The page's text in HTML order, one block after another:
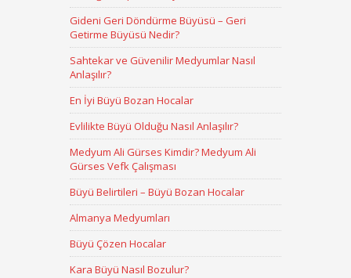
Gideni Geri Döndürme Büyüsü – Geri
Getirme Büyüsü Nedir?
Sahtekar ve Güvenilir Medyumlar Nasıl
Anlaşılır?
En İyi Büyü Bozan Hocalar
Evlilikte Büyü Olduğu Nasıl Anlaşılır?
Medyum Ali Gürses Kimdir? Medyum Ali
Gürses Vefk Çalışması
Büyü Belirtileri – Büyü Bozan Hocalar
Almanya Medyumları
Büyü Çözen Hocalar
Kara Büyü Nasıl Bozulur?